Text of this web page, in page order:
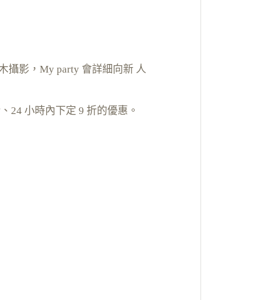
攝影，My party 會詳細向新 人
24 小時內下定 9 折的優惠。